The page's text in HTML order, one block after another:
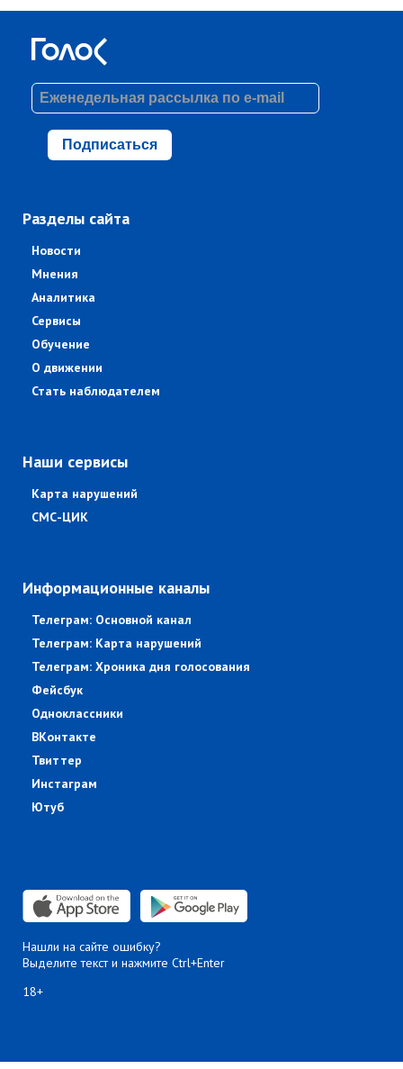
Подписаться
Разделы сайта
Новости
Мнения
Аналитика
Сервисы
Обучение
О движении
Стать наблюдателем
Наши сервисы
Карта нарушений
СМС-ЦИК
Информационные каналы
Телеграм: Основной канал
Телеграм: Карта нарушений
Телеграм: Хроника дня голосования
Фейсбук
Одноклассники
ВКонтакте
Твиттер
Инстаграм
Ютуб
Нашли на сайте ошибку?
Выделите текст и нажмите Ctrl+Enter
18+